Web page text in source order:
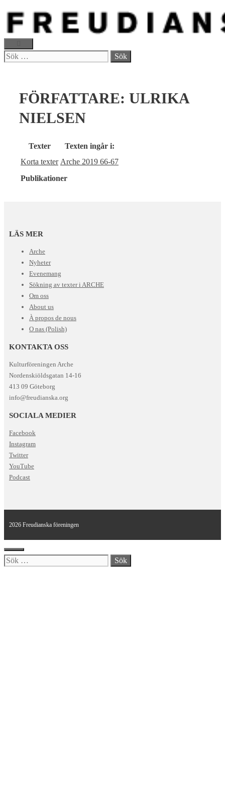
Hoppa
innehåll
MENY
Sök
FÖRFATTARE: ULRIKA
NIELSEN
Texter
Texten ingår i:
Korta texter Arche 2019 66-67
Publikationer
LÄS MER
Arche
Nyheter
Evenemang
Sökning av texter i ARCHE
Om oss
About us
À propos de nous
O nas (Polish)
KONTAKTA OSS
Kulturföreningen Arche
Nordenskiöldsgatan 14-16
413 09 Göteborg
info@freudianska.org
SOCIALA MEDIER
Facebook
Instagram
Twitter
YouTube
Podcast
2026 Freudianska föreningen
Stäng
Sök